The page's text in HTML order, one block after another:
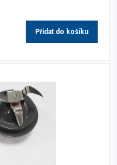
Přidat do košíku